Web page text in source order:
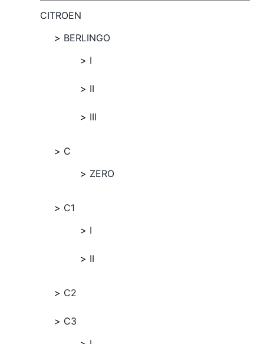
CITROEN
BERLINGO
I
II
III
C
ZERO
C1
I
II
C2
C3